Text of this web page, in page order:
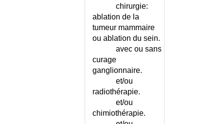
DEVIATION DE LA CLOISON
DI GEORGE (SYNDROME DE)
DIABETE - AUTOMESURE DE
DIABETE - CONSEILS REGIME
chirurgie:
ablation de la
tumeur mammaire
ou ablation du sein.
avec ou sans
curage
ganglionnaire.
et/ou
radiothérapie.
et/ou
chimiothérapie.